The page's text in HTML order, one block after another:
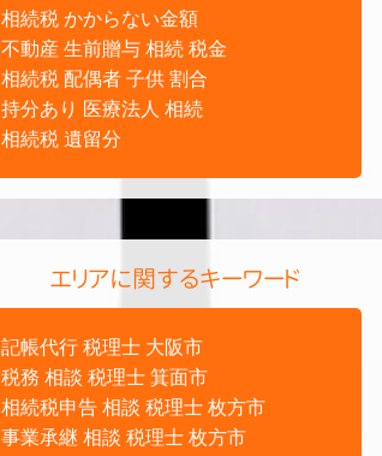
相続税 かからない金額
不動産 生前贈与 相続 税金
相続税 配偶者 子供 割合
持分あり 医療法人 相続
相続税 遺留分
エリアに関するキーワード
記帳代行 税理士 大阪市
税務 相談 税理士 箕面市
相続税申告 相談 税理士 枚方市
事業承継 相談 税理士 枚方市